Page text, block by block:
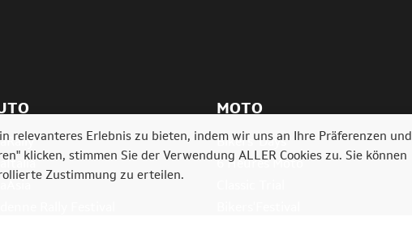
MOTO
Bikers' Days
6 Heures Moto
relevanteres Erlebnis zu bieten, indem wir uns an Ihre Präferenzen und
klicken, stimmen Sie der Verwendung ALLER Cookies zu. Sie können
Zustimmung zu erteilen.